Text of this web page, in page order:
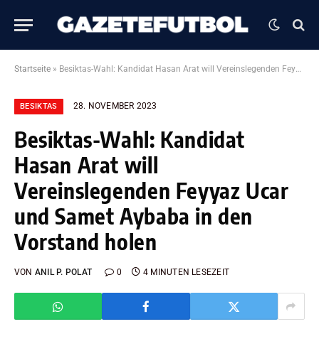
Startseite » Besiktas-Wahl: Kandidat Hasan Arat will Vereinslegenden Feyyaz Ucar und Samet Aybaba in den Vorstand holen
BESIKTAS 28. NOVEMBER 2023
Besiktas-Wahl: Kandidat
Hasan Arat will
Vereinslegenden Feyyaz Ucar
und Samet Aybaba in den
Vorstand holen
VON ANIL P. POLAT 0 4 MINUTEN LESEZEIT